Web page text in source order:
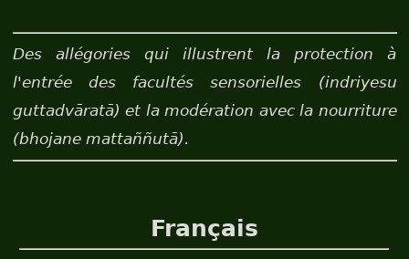
Des allégories qui illustrent la protection à
l'entrée des facultés sensorielles (indriyesu
guttadvāratā) et la modération avec la nourriture
(bhojane mattaññutā).
Français